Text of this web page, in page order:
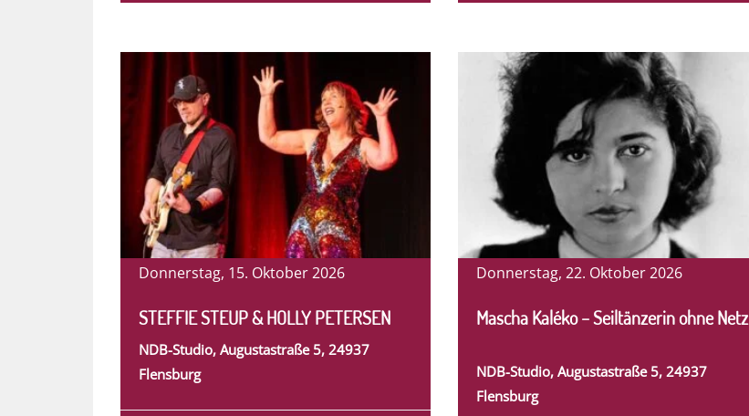
Donnerstag, 15. Oktober 2026
STEFFIE STEUP & HOLLY PETERSEN
NDB-Studio, Augustastraße 5, 24937
Flensburg
Donnerstag, 22. Oktober 2026
Mascha Kaléko – Seiltänzerin ohne Netz
NDB-Studio, Augustastraße 5, 24937
Flensburg